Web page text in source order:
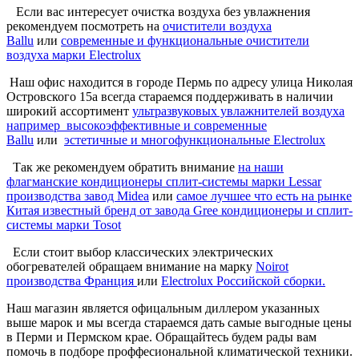
Если вас интересует очистка воздуха без увлажнения
рекомендуем посмотреть на очистители воздуха
Ballu или современные и функциональные очистители
воздуха марки Electrolux
Наш офис находится в городе Пермь по адресу улица Николая
Островского 15а всегда стараемся поддерживать в наличии
широкий ассортимент ультразвуковых увлажнителей воздуха
например высокоэффективные и современные
Ballu или эстетичные и многофункциональные Electrolux
Так же рекомендуем обратить внимание на наши
флагманские кондиционеры сплит-системы марки Lessar
производства завод Midea или самое лучшее что есть на рынке
Китая известный бренд от завода Gree кондиционеры и сплит-
системы марки Tosot
Если стоит выбор классических электрических
обогревателей обращаем внимание на марку Noirot
производства Франция или Electrolux Российской сборки.
Наш магазин является офицальным диллером указанных
выше марок и мы всегда стараемся дать самые выгодные цены
в Перми и Пермском крае. Обращайтесь будем рады вам
помочь в подборе проффесиональной климатической техники.